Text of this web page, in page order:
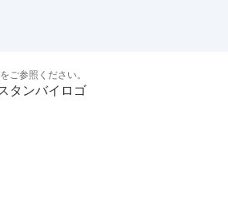
をご参照ください。